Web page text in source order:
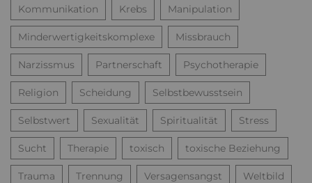
Kommunikation Krebs Manipulation
Minderwertigkeitskomplexe Missbrauch
Narzissmus Partnerschaft Psychotherapie
Religion Scheidung Selbstbewusstsein
Selbstwert Sexualität Spiritualität Stress
Sucht Therapie toxisch toxische Beziehung
Trauma Trennung Versagensangst Weltbild